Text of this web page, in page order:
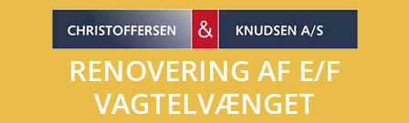
RENOVERING AF E/F
VAGTELVÆNGET